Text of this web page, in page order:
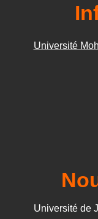
Université
Université de